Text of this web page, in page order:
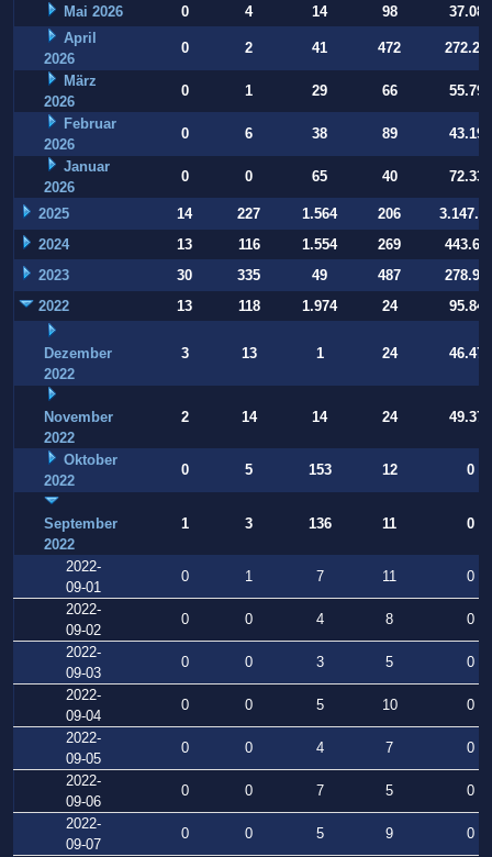
Mai 2026 0 4 14 98
37.084
April
2026
0 2 41 472
März
2026
0 1 29 66
55.794
Februar
2026
0 6 38 89
43.197
Januar
2026
0 0 65 40 72.332
2025 14 227 1.564 206
2024
13 116 1.554 269
2023
30 335 49 487
2022
13 118 1.974 24 95.847
Dezember
2022
3 13 1 24 46.470
November
2022
2 14 14 24 49.377
Oktober
2022
0 5 153 12 0
September
2022
1 3 136 11 0
2022-
09-01
0 1 7 11
0
2022-
09-02
0 0 4 8
0
2022-
09-03
0 0 3 5
0
2022-
09-04
0 0 5 10
0
2022-
09-05
0 0 4 7
0
2022-
09-06
0 0 7 5
0
2022-
09-07
0 0 5 9
0